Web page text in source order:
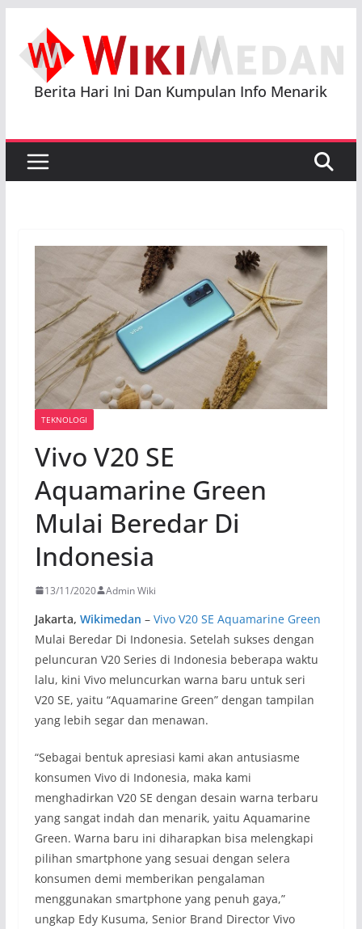
content
Berita Hari Ini Dan Kumpulan Info Menarik
TEKNOLOGI
Vivo V20 SE
Aquamarine Green
Mulai Beredar Di
Indonesia
13/11/2020 Admin Wiki
Jakarta, Wikimedan – Vivo V20 SE Aquamarine Green
Mulai Beredar Di Indonesia. Setelah sukses dengan
peluncuran V20 Series di Indonesia beberapa waktu
lalu, kini Vivo meluncurkan warna baru untuk seri
V20 SE, yaitu “Aquamarine Green” dengan tampilan
yang lebih segar dan menawan.
“Sebagai bentuk apresiasi kami akan antusiasme
konsumen Vivo di Indonesia, maka kami
menghadirkan V20 SE dengan desain warna terbaru
yang sangat indah dan menarik, yaitu Aquamarine
Green. Warna baru ini diharapkan bisa melengkapi
pilihan smartphone yang sesuai dengan selera
konsumen demi memberikan pengalaman
menggunakan smartphone yang penuh gaya,”
ungkap Edy Kusuma, Senior Brand Director Vivo